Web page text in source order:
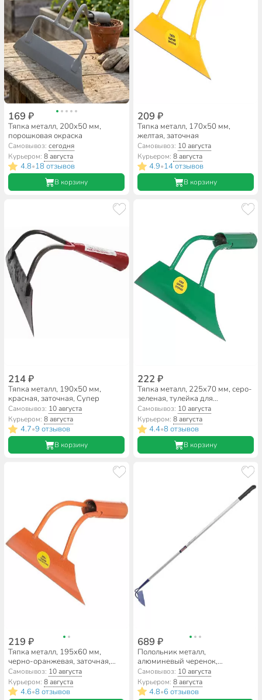
169 ₽
Тяпка металл, 200х50 мм,
порошковая окраска
Самовывоз:сегодня
Курьером:8 августа
4.8•18 отзывов
В корзину
209 ₽
Тяпка металл, 170х50 мм,
желтая, заточная
Самовывоз: 10 августа
Курьером: 8 августа
4.9•14 отзывов
В корзину
214 ₽
Тяпка металл, 190х50 мм,
красная, заточная, Супер
Самовывоз: 10 августа
Курьером:8 августа
4.7•9 отзывов
В корзину
222 ₽
Тяпка металл, 225х70 мм, серо-
зеленая, тулейка для
окучивания, заточная
Самовывоз: 10 августа
Курьером: 8 августа
4.4•8 отзывов
В корзину
219 ₽
Тяпка металл, 195х60 мм,
черно-оранжевая, заточная,
Витязь
Самовывоз: 10 августа
Курьером:8 августа
4.6•8 отзывов
689 ₽
Полольник металл,
алюминевый черенок,
Инструм-Агро, Форсаж,
012504
Самовывоз: 10 августа
Курьером: 8 августа
4.8•6 отзывов